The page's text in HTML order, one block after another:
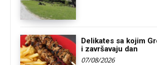
Delikates sa kojim
i završavaju dan
07/08/2026